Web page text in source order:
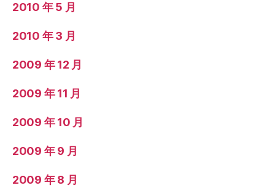
2010 年 5 月
2010 年 3 月
2009 年 12 月
2009 年 11 月
2009 年 10 月
2009 年 9 月
2009 年 8 月